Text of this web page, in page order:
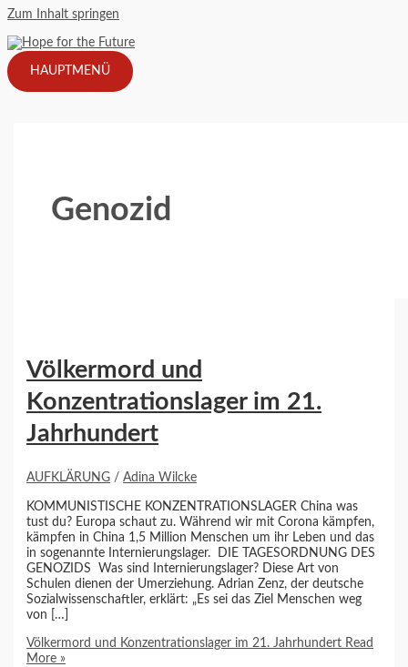
Zum Inhalt springen
HAUPTMENÜ
Genozid
Völkermord und
Konzentrationslager im 21.
Jahrhundert
AUFKLÄRUNG /Adina Wilcke
KOMMUNISTISCHE KONZENTRATIONSLAGER China was
tust du? Europa schaut zu. Während wir mit Corona kämpfen,
kämpfen in China 1,5 Million Menschen um ihr Leben und das
in sogenannte Internierungslager. DIE TAGESORDNUNG DES
GENOZIDS Was sind Internierungslager? Diese Art von
Schulen dienen der Umerziehung. Adrian Zenz, der deutsche
Sozialwissenschaftler, erklärt: „Es sei das Ziel Menschen weg
von […]
Völkermord und Konzentrationslager im 21. Jahrhundert Read
More »